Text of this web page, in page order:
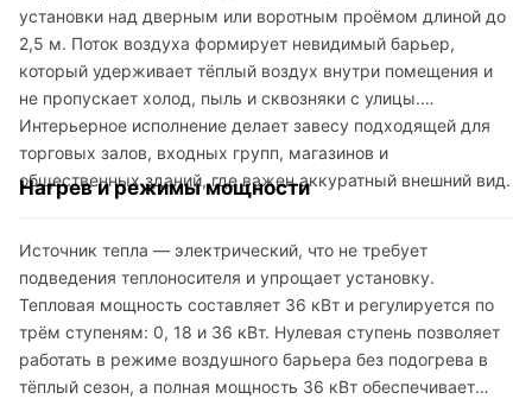
установки над дверным или воротным проёмом длиной до
2,5 м. Поток воздуха формирует невидимый барьер,
который удерживает тёплый воздух внутри помещения и
не пропускает холод, пыль и сквозняки с улицы.
Интерьерное исполнение делает завесу подходящей для
торговых залов, входных групп, магазинов и
общественных зданий, где важен аккуратный внешний вид.
Нагрев и режимы мощности
Источник тепла — электрический, что не требует
подведения теплоносителя и упрощает установку.
Тепловая мощность составляет 36 кВт и регулируется по
трём ступеням: 0, 18 и 36 кВт. Нулевая ступень позволяет
работать в режиме воздушного барьера без подогрева в
тёплый сезон, а полная мощность 36 кВт обеспечивает